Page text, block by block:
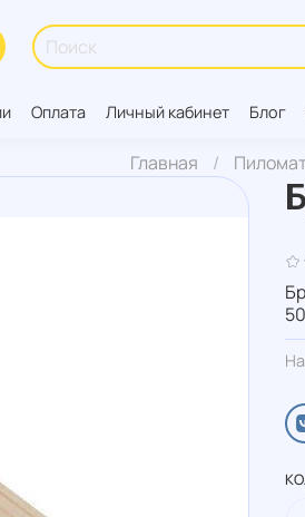
Оплата Личный кабинет Блог
Главная